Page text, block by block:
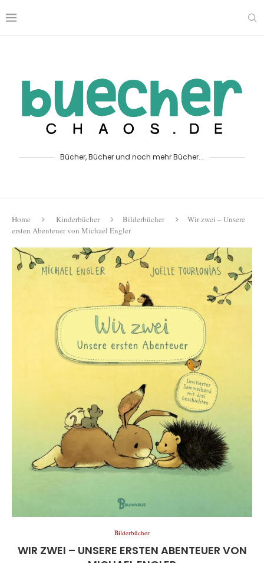
Bücher, Bücher und noch mehr Bücher...
Home Kinderbücher Bilderbücher
Wir zwei – Unsere
ersten Abenteuer von Michael Engler
Bilderbücher
WIR ZWEI – UNSERE ERSTEN ABENTEUER VON